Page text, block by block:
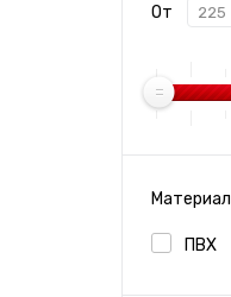
От
Материал
ПВХ